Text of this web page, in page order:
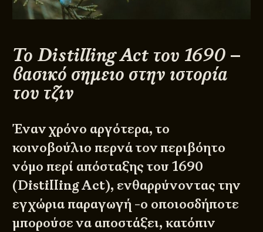
Το Distilling Act του 1690 –
βασικό σημειο στην ιστορία
του τζιν
Έναν χρόνο αργότερα, το
κοινοβούλιο περνά τον περιβόητο
νόμο περί απόσταξης του 1690
(Distilling Act), ενθαρρύνοντας την
εγχώρια παραγωγή -ο οποιοσδήποτε
μπορούσε να αποστάξει, κατόπιν